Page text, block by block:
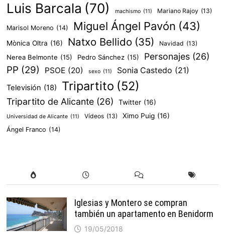
Luis Barcala (70) machismo (11) Mariano Rajoy (13)
Marisol Moreno (14) Miguel Ángel Pavón (43)
Mònica Oltra (16) Natxo Bellido (35) Navidad (13)
Nerea Belmonte (15) Pedro Sánchez (15) Personajes (26)
PP (29) PSOE (20) sexo (11) Sonia Castedo (21)
Televisión (18) Tripartito (52)
Tripartito de Alicante (26) Twitter (16)
Universidad de Alicante (11) Vídeos (13) Ximo Puig (16)
Ángel Franco (14)
Iglesias y Montero se compran
también un apartamento en Benidorm
19/05/2018